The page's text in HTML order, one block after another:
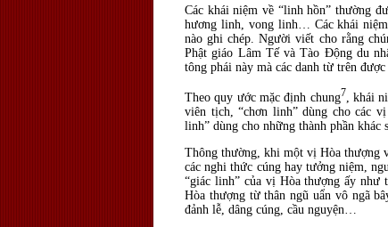
Các khái niệm về “linh hồn” thường
hương linh, vong linh… Các khái
nào ghi chép. Người viết cho rằng
Phật giáo Lâm Tế và Tào Động du
tông phái này mà các danh từ trên
Theo quy ước mặc định chung7 , khái
viên tịch, “chơn linh” dùng cho các
linh” dùng cho những thành phần khác
Thông thường, khi một vị Hòa thượng
các nghi thức cúng hay tưởng niệm,
“giác linh” của vị Hòa thượng ấy như
Hòa thượng từ thân ngũ uẩn vô ngã
đảnh lễ, dâng cúng, cầu nguyện…